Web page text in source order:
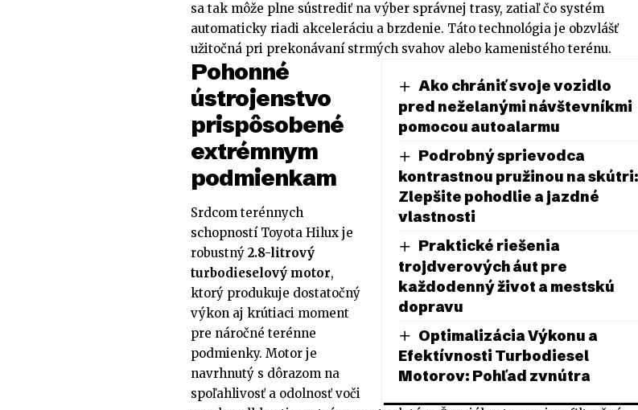
sa tak môže plne sústrediť na výber správnej trasy, zatiaľ čo systém
automaticky riadi akceleráciu a brzdenie. Táto technológia je obzvlášť
užitočná pri prekonávaní strmých svahov alebo kamenistého terénu.
Ako chrániť svoje vozidlo
pred neželanými návštevníkmi
pomocou autoalarmu
Podrobný sprievodca
kontrastnou pružinou na skútri:
Zlepšite pohodlie a jazdné
vlastnosti
Praktické riešenia
trojdverových áut pre
každodenný život a mestskú
dopravu
Optimalizácia Výkonu a
Efektívnosti Turbodiesel
Motorov: Pohľad zvnútra
Pohonné
ústrojenstvo
prispôsobené
extrémnym
podmienkam
Srdcom terénnych
schopností Toyota Hilux je
robustný 2.8-litrový
turbodieselový motor,
ktorý produkuje dostatočný
výkon aj krútiaci moment
pre náročné terénne
podmienky. Motor je
navrhnutý s dôrazom na
spoľahlivosť a odolnosť voči